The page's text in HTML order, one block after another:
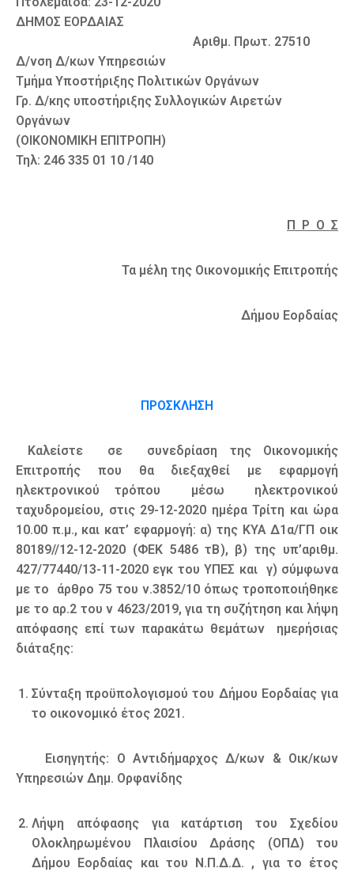
ΔΗΜΟΣ ΕΟΡΔΑΙΑΣ
Αριθμ. Πρωτ. 27510
Δ/νση Δ/κων Υπηρεσιών
Τμήμα Υποστήριξης Πολιτικών Οργάνων
Γρ. Δ/κης υποστήριξης Συλλογικών Αιρετών
Οργάνων
(ΟΙΚΟΝΟΜΙΚΗ ΕΠΙΤΡΟΠΗ)
Τηλ: 246 335 01 10 /140
Π Ρ Ο Σ
Τα μέλη της Οικονομικής Επιτροπής
Δήμου Εορδαίας
ΠΡΟΣΚΛΗΣΗ
Καλείστε σε συνεδρίαση της Οικονομικής
Επιτροπής που θα διεξαχθεί με εφαρμογή
ηλεκτρονικού τρόπου μέσω ηλεκτρονικού
ταχυδρομείου, στις 29-12-2020 ημέρα Τρίτη και ώρα
10.00 π.μ., και κατ’ εφαρμογή: α) της ΚΥΑ Δ1α/ΓΠ οικ
80189//12-12-2020 (ΦΕΚ 5486 τΒ), β) της υπ’αριθμ.
427/77440/13-11-2020 εγκ του ΥΠΕΣ και γ) σύμφωνα
με το άρθρο 75 του ν.3852/10 όπως τροποποιήθηκε
με το αρ.2 του ν 4623/2019, για τη συζήτηση και λήψη
απόφασης επί των παρακάτω θεμάτων ημερήσιας
διάταξης:
Σύνταξη προϋπολογισμού του Δήμου Εορδαίας για
το οικονομικό έτος 2021.
Εισηγητής: Ο Αντιδήμαρχος Δ/κων & Οικ/κων
Υπηρεσιών Δημ. Ορφανίδης
Λήψη απόφασης για κατάρτιση του Σχεδίου
Ολοκληρωμένου Πλαισίου Δράσης (ΟΠΔ) του
Δήμου Εορδαίας και του Ν.Π.Δ.Δ. , για το έτος